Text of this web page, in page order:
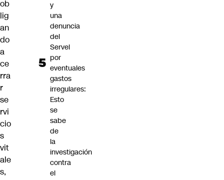
ob
lig
an
do
a
ce
rra
r
se
rvi
cio
s
vit
ale
s,
y
una
denuncia
del
Servel
por
eventuales
gastos
irregulares:
Esto
se
sabe
de
la
investigación
contra
el